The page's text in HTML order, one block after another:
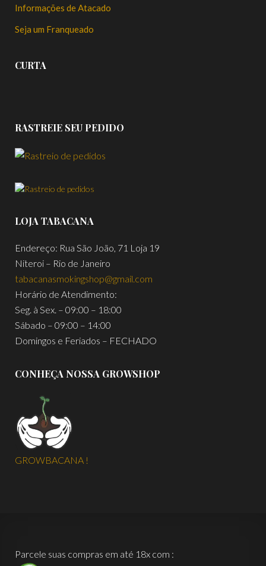
Informações de Atacado
Seja um Franqueado
CURTA
RASTREIE SEU PEDIDO
LOJA TABACANA
Endereço: Rua São João, 71 Loja 19
Niteroi – Rio de Janeiro
tabacanasmokingshop@gmail.com
Horário de Atendimento:
Seg. à Sex. – 09:00 – 18:00
Sábado – 09:00 – 14:00
Domingos e Feriados – FECHADO
CONHEÇA NOSSA GROWSHOP
GROWBACANA !
Parcele suas compras em até 18x com :